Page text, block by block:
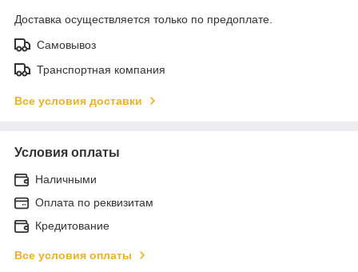
Доставка осуществляется только по предоплате.
Самовывоз
Транспортная компания
Все условия доставки
Условия оплаты
Наличными
Оплата по реквизитам
Кредитование
Все условия оплаты